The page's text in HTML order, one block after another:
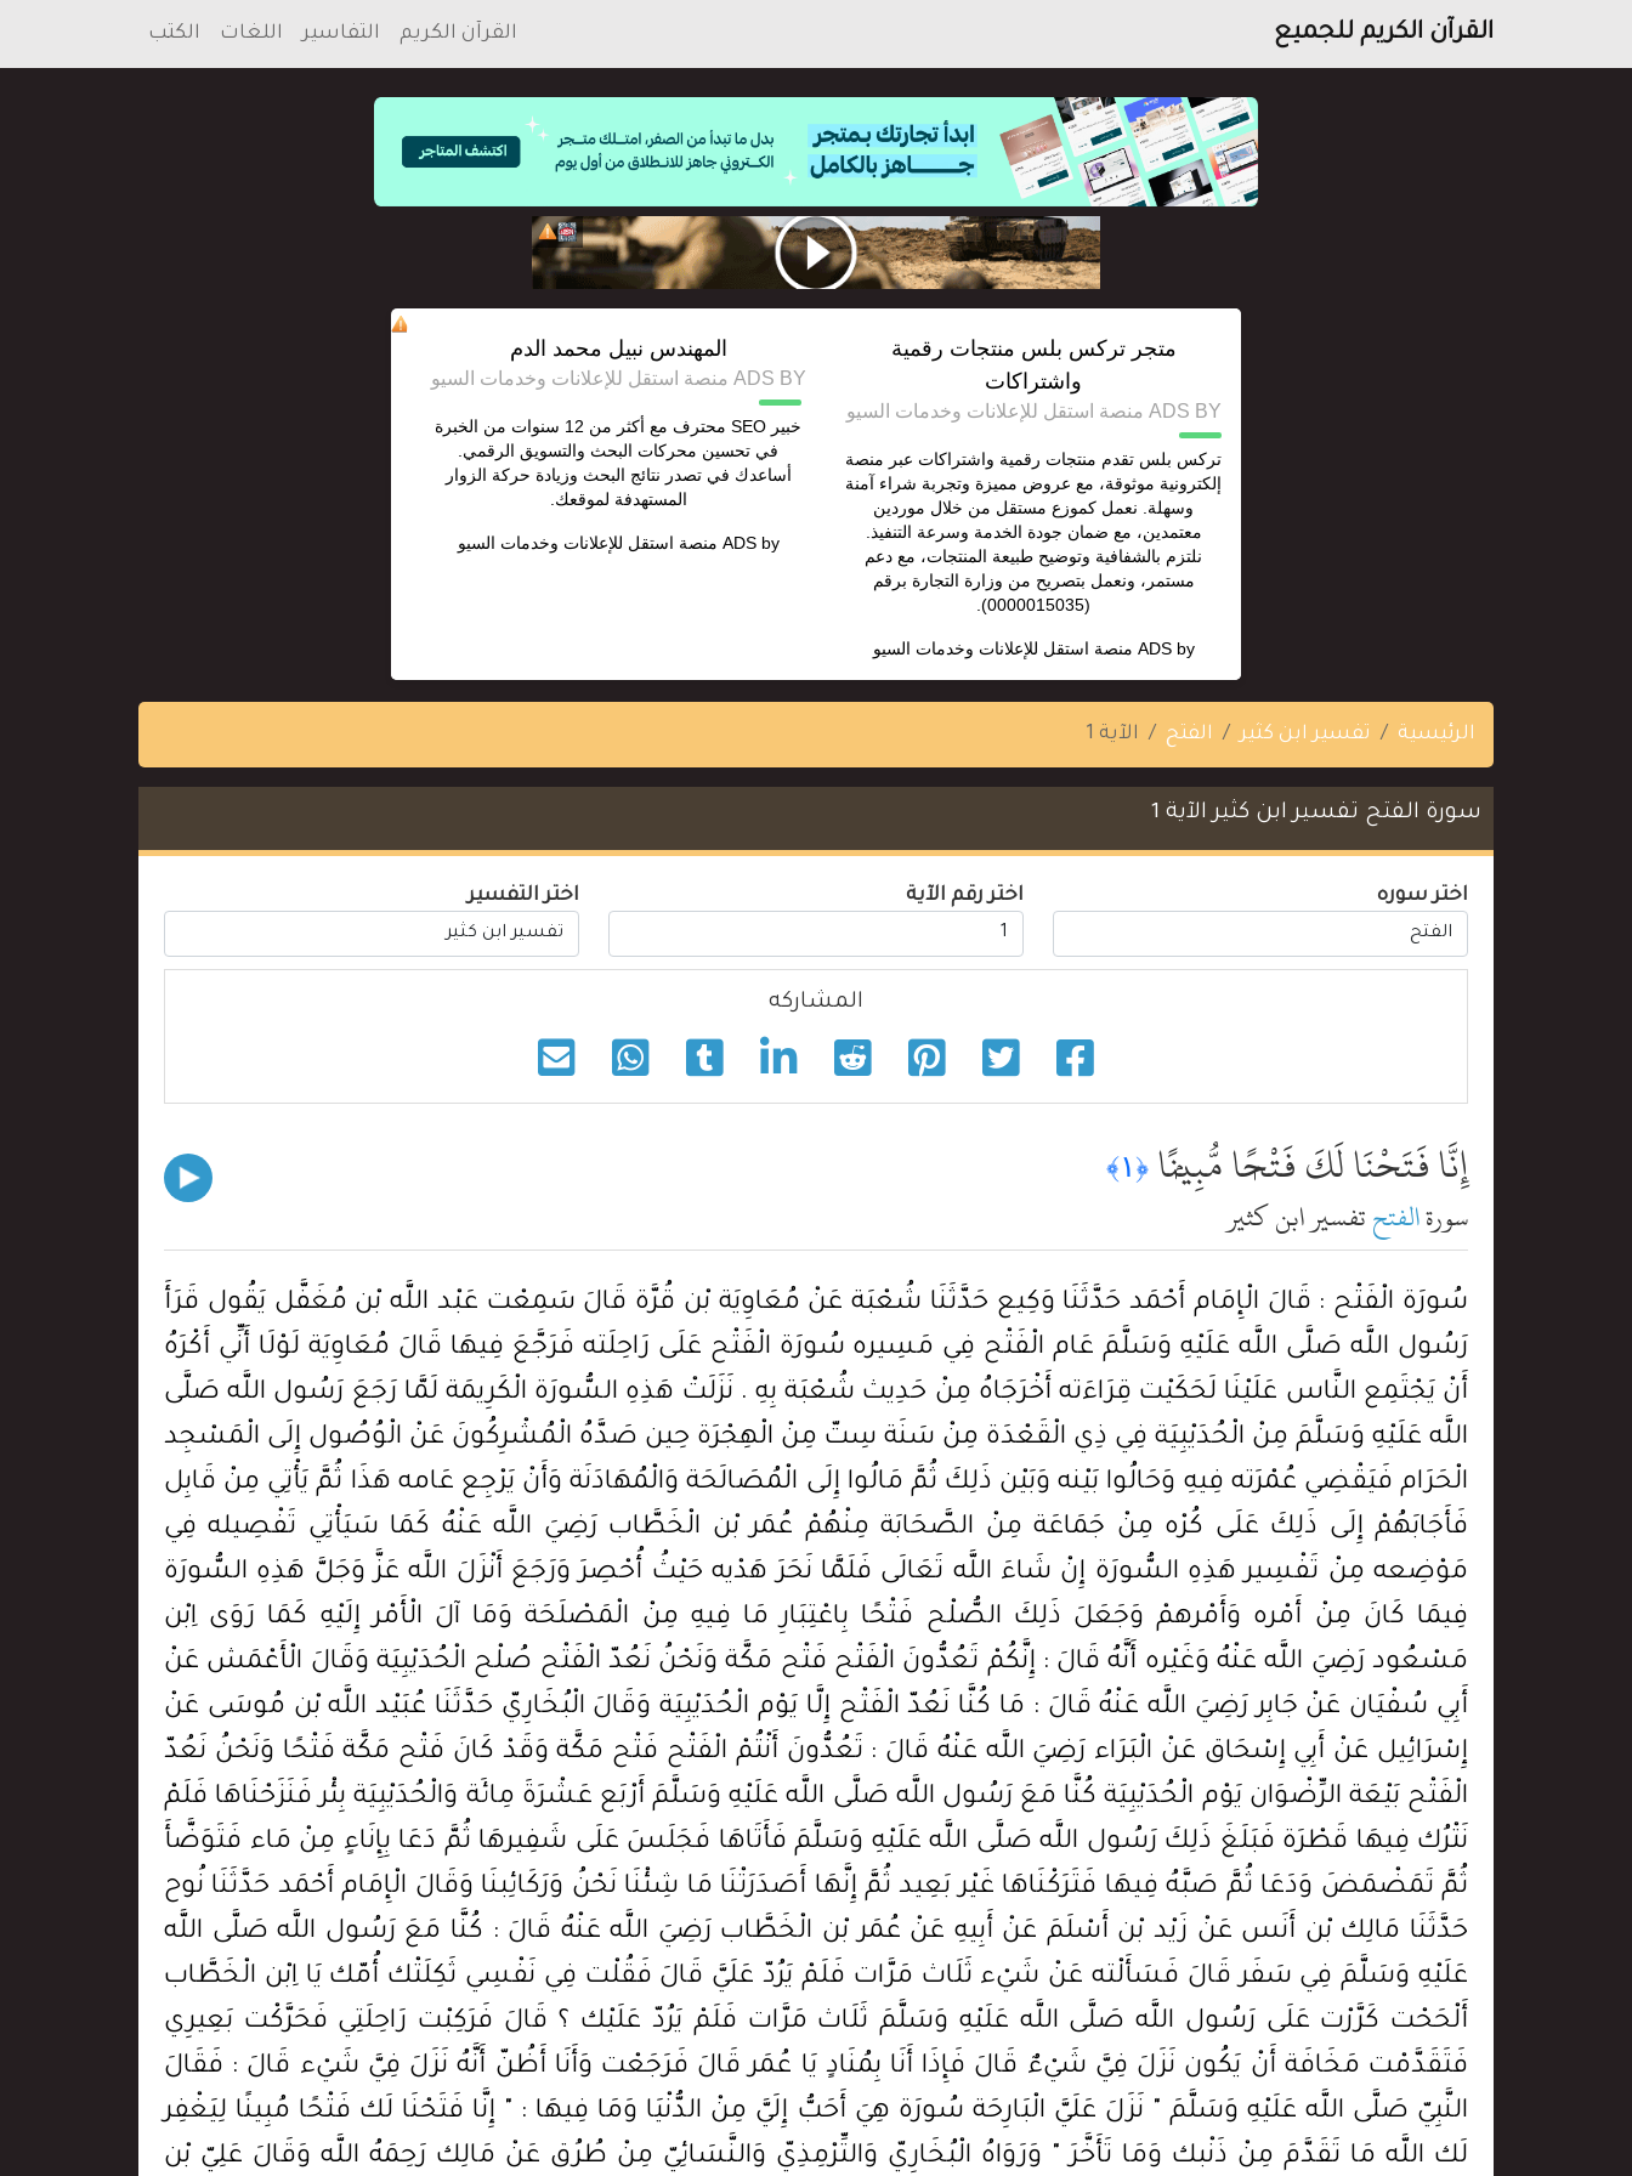
القرآن الكريم للجميع القرآن الكريم التفاسير اللغات الكتب
متجر تركس بلس منتجات رقمية
واشتراكات
ADS BY منصة استقل للإعلانات وخدمات السيو
تركس بلس تقدم منتجات رقمية واشتراكات عبر منصة
إلكترونية موثوقة، مع عروض مميزة وتجربة شراء آمنة
وسهلة. نعمل كموزع مستقل من خلال موردين
معتمدين، مع ضمان جودة الخدمة وسرعة التنفيذ.
نلتزم بالشفافية وتوضيح طبيعة المنتجات، مع دعم
مستمر، ونعمل بتصريح من وزارة التجارة برقم
(0000015035).
ADS by منصة استقل للإعلانات وخدمات السيو
المهندس نبيل محمد الدم
ADS BY منصة استقل للإعلانات وخدمات السيو
خبير SEO محترف مع أكثر من 12 سنوات من الخبرة
في تحسين محركات البحث والتسويق الرقمي.
أساعدك في تصدر نتائج البحث وزيادة حركة الزوار
المستهدفة لموقعك.
ADS by منصة استقل للإعلانات وخدمات السيو
الرئيسية تفسير ابن كثير الفتح الآية 1
سورة الفتح تفسير ابن كثير الآية 1
اختر سوره اختر رقم الآية اختر التفسير
المشاركه
إِنَّا فَتَحْنَا لَكَ فَتْحًۭا مُّبِينًۭا ﴿١﴾
سورةالفتحتفسير ابن كثير
سُورَة الْفَتْح : قَالَ الْإِمَام أَحْمَد حَدَّثَنَا وَكِيع حَدَّثَنَا شُعْبَة عَنْ مُعَاوِيَة بْن قُرَّة قَالَ سَمِعْت عَبْد اللَّه بْن مُغَفَّل يَقُول قَرَأَ
رَسُول اللَّه صَلَّى اللَّه عَلَيْهِ وَسَلَّمَ عَام الْفَتْح فِي مَسِيره سُورَة الْفَتْح عَلَى رَاحِلَته فَرَجَّعَ فِيهَا قَالَ مُعَاوِيَة لَوْلَا أَنِّي أَكْرَهُ
أَنْ يَجْتَمِع النَّاس عَلَيْنَا لَحَكَيْت قِرَاءَته أَخْرَجَاهُ مِنْ حَدِيث شُعْبَة بِهِ . نَزَلَتْ هَذِهِ السُّورَة الْكَرِيمَة لَمَّا رَجَعَ رَسُول اللَّه صَلَّى
اللَّه عَلَيْهِ وَسَلَّمَ مِنْ الْحُدَيْبِيَة فِي ذِي الْقَعْدَة مِنْ سَنَة سِتّ مِنْ الْهِجْرَة حِين صَدَّهُ الْمُشْرِكُونَ عَنْ الْوُصُول إِلَى الْمَسْجِد
الْحَرَام فَيَقْضِي عُمْرَته فِيهِ وَحَالُوا بَيْنه وَبَيْن ذَلِكَ ثُمَّ مَالُوا إِلَى الْمُصَالَحَة وَالْمُهَادَنَة وَأَنْ يَرْجِع عَامه هَذَا ثُمَّ يَأْتِي مِنْ قَابِل
فَأَجَابَهُمْ إِلَى ذَلِكَ عَلَى كُرْه مِنْ جَمَاعَة مِنْ الصَّحَابَة مِنْهُمْ عُمَر بْن الْخَطَّاب رَضِيَ اللَّه عَنْهُ كَمَا سَيَأْتِي تَفْصِيله فِي
مَوْضِعه مِنْ تَفْسِير هَذِهِ السُّورَة إِنْ شَاءَ اللَّه تَعَالَى فَلَمَّا نَحَرَ هَدْيه حَيْثُ أُحْصِرَ وَرَجَعَ أَنْزَلَ اللَّه عَزَّ وَجَلَّ هَذِهِ السُّورَة
فِيمَا كَانَ مِنْ أَمْره وَأَمْرهمْ وَجَعَلَ ذَلِكَ الصُّلْح فَتْحًا بِاعْتِبَارِ مَا فِيهِ مِنْ الْمَصْلَحَة وَمَا آلَ الْأَمْر إِلَيْهِ كَمَا رَوَى اِبْن
مَسْعُود رَضِيَ اللَّه عَنْهُ وَغَيْره أَنَّهُ قَالَ : إِنَّكُمْ تَعُدُّونَ الْفَتْح فَتْح مَكَّة وَنَحْنُ نَعُدّ الْفَتْح صُلْح الْحُدَيْبِيَة وَقَالَ الْأَعْمَش عَنْ
أَبِي سُفْيَان عَنْ جَابِر رَضِيَ اللَّه عَنْهُ قَالَ : مَا كُنَّا نَعُدّ الْفَتْح إِلَّا يَوْم الْحُدَيْبِيَة وَقَالَ الْبُخَارِيّ حَدَّثَنَا عُبَيْد اللَّه بْن مُوسَى عَنْ
إِسْرَائِيل عَنْ أَبِي إِسْحَاق عَنْ الْبَرَاء رَضِيَ اللَّه عَنْهُ قَالَ : تَعُدُّونَ أَنْتُمْ الْفَتْح فَتْح مَكَّة وَقَدْ كَانَ فَتْح مَكَّة فَتْحًا وَنَحْنُ نَعُدّ
الْفَتْح بَيْعَة الرِّضْوَان يَوْم الْحُدَيْبِيَة كُنَّا مَعَ رَسُول اللَّه صَلَّى اللَّه عَلَيْهِ وَسَلَّمَ أَرْبَع عَشْرَةَ مِائَة وَالْحُدَيْبِيَة بِئْر فَنَزَحْنَاهَا فَلَمْ
نَتْرُك فِيهَا قَطْرَة فَبَلَغَ ذَلِكَ رَسُول اللَّه صَلَّى اللَّه عَلَيْهِ وَسَلَّمَ فَأَتَاهَا فَجَلَسَ عَلَى شَفِيرهَا ثُمَّ دَعَا بِإِنَاءٍ مِنْ مَاء فَتَوَضَّأَ
ثُمَّ تَمَضْمَضَ وَدَعَا ثُمَّ صَبَّهُ فِيهَا فَتَرَكْنَاهَا غَيْر بَعِيد ثُمَّ إِنَّهَا أَصَدَرَتْنَا مَا شِئْنَا نَحْنُ وَرَكَائِبنَا وَقَالَ الْإِمَام أَحْمَد حَدَّثَنَا نُوح
حَدَّثَنَا مَالِك بْن أَنَس عَنْ زَيْد بْن أَسْلَمَ عَنْ أَبِيهِ عَنْ عُمَر بْن الْخَطَّاب رَضِيَ اللَّه عَنْهُ قَالَ : كُنَّا مَعَ رَسُول اللَّه صَلَّى اللَّه
عَلَيْهِ وَسَلَّمَ فِي سَفَر قَالَ فَسَأَلْته عَنْ شَيْء ثَلَاث مَرَّات فَلَمْ يَرُدّ عَلَيَّ قَالَ فَقُلْت فِي نَفْسِي ثَكِلَتْك أُمّك يَا اِبْن الْخَطَّاب
أَلْحَحْت كَرَّرْت عَلَى رَسُول اللَّه صَلَّى اللَّه عَلَيْهِ وَسَلَّمَ ثَلَاث مَرَّات فَلَمْ يَرُدّ عَلَيْك ؟ قَالَ فَرَكِبْت رَاحِلَتِي فَحَرَّكْت بَعِيرِي
فَتَقَدَّمْت مَخَافَة أَنْ يَكُون نَزَلَ فِيَّ شَيْءٌ قَالَ فَإِذَا أَنَا بِمُنَادٍ يَا عُمَر قَالَ فَرَجَعْت وَأَنَا أَظُنّ أَنَّهُ نَزَلَ فِيَّ شَيْء قَالَ : فَقَالَ
النَّبِيّ صَلَّى اللَّه عَلَيْهِ وَسَلَّمَ " نَزَلَ عَلَيَّ الْبَارِحَة سُورَة هِيَ أَحَبُّ إِلَيَّ مِنْ الدُّنْيَا وَمَا فِيهَا : " إِنَّا فَتَحْنَا لَك فَتْحًا مُبِينًا لِيَغْفِر
لَك اللَّه مَا تَقَدَّمَ مِنْ ذَنْبك وَمَا تَأَخَّرَ " وَرَوَاهُ الْبُخَارِيّ وَالتِّرْمِذِيّ وَالنَّسَائِيّ مِنْ طُرُق عَنْ مَالِك رَحِمَهُ اللَّه وَقَالَ عَلِيّ بْن